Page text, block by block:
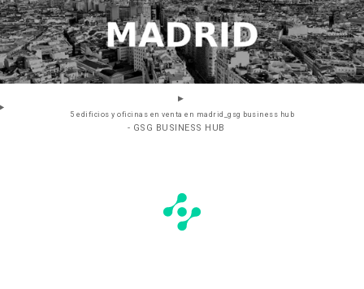
5 edificios y oficinas en venta en madrid_gsg business hub
- GSG BUSINESS HUB